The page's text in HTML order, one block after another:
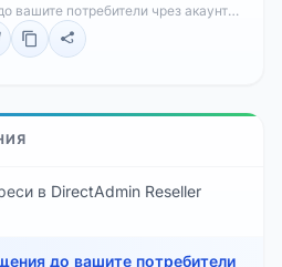
вашите потребители чрез акаунта
в DirectAdmin Reseller
до вашите потребители